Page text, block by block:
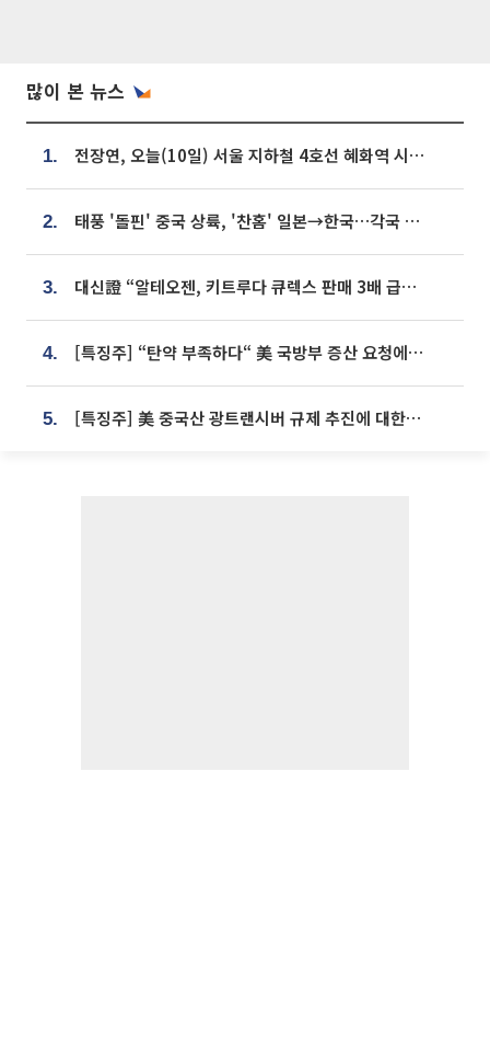
많이 본 뉴스
1. 전장연, 오늘(10일) 서울 지하철 4호선 혜화역 시위…1호선 용산역 무정차
2. 태풍 '돌핀' 중국 상륙, '찬홈' 일본→한국…각국 기상청 예상 경로는?
3. 대신證 “알테오젠, 키트루다 큐렉스 판매 3배 급증…목표가 41만원 상향”
4. [특징주] “탄약 부족하다“ 美 국방부 증산 요청에⋯국내 방산주 급등세
5. [특징주] 美 중국산 광트랜시버 규제 추진에 대한광통신 등 광통신株 강세